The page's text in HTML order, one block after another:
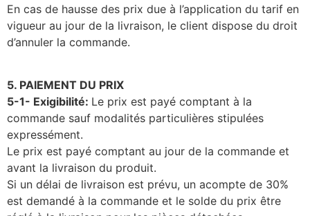
En cas de hausse des prix due à l’application du tarif en
vigueur au jour de la livraison, le client dispose du droit
d’annuler la commande.
5. PAIEMENT DU PRIX
5-1- Exigibilité: Le prix est payé comptant à la
commande sauf modalités particulières stipulées
expressément.
Le prix est payé comptant au jour de la commande et
avant la livraison du produit.
Si un délai de livraison est prévu, un acompte de 30%
est demandé à la commande et le solde du prix être